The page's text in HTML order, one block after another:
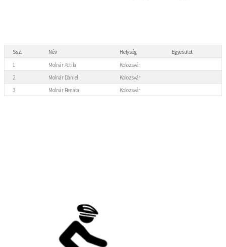
Ssz. Név Helység
Egyesület
1
Molnár Attila
Kolozsvár
2
Molnár Dániel
Kolozsvár
3
Molnár Renáta Kolozsvár